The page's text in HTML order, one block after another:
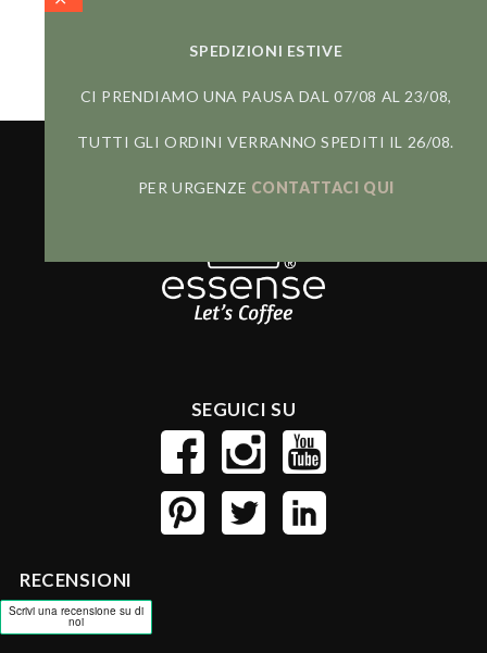
SEGUICI SU
RECENSIONI
SPEDIZIONI ESTIVE
CI PRENDIAMO UNA PAUSA DAL 07/08 AL 23/08,
TUTTI GLI ORDINI VERRANNO SPEDITI IL 26/08.
PER URGENZE CONTATTACI QUI